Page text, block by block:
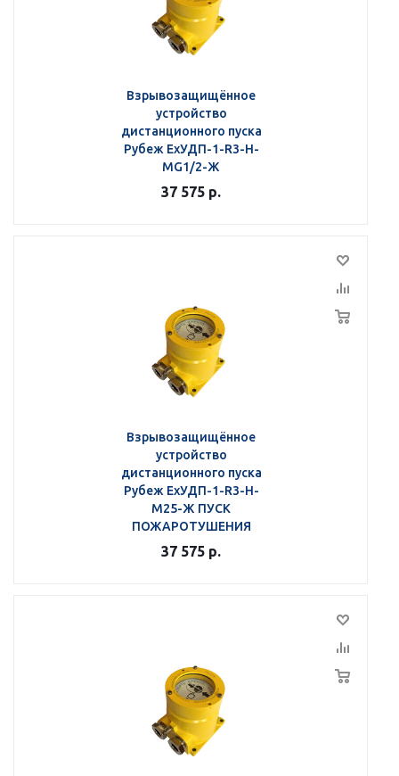
Взрывозащищённое
устройство
дистанционного пуска
Рубеж ЕхУДП-1-R3-Н-
MG1/2-Ж
37 575 р.
Взрывозащищённое
устройство
дистанционного пуска
Рубеж ЕхУДП-1-R3-Н-
M25-Ж ПУСК
ПОЖАРОТУШЕНИЯ
37 575 р.